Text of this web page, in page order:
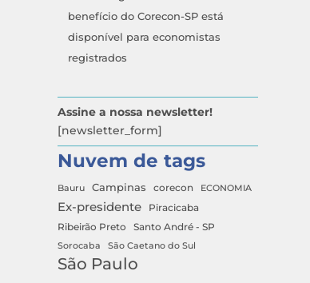
benefício do Corecon-SP está
disponível para economistas
registrados
Assine a nossa newsletter!
[newsletter_form]
Nuvem de tags
Bauru Campinas corecon ECONOMIA
Ex-presidente Piracicaba
Ribeirão Preto Santo André - SP
Sorocaba São Caetano do Sul
São Paulo